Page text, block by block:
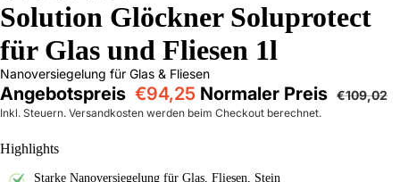
Solution Glöckner Soluprotect
für Glas und Fliesen 1l
Nanoversiegelung für Glas & Fliesen
Angebotspreis €94,25 Normaler Preis €109,02
Inkl. Steuern. Versandkosten werden beim Checkout berechnet.
Highlights
Starke Nanoversiegelung für Glas, Fliesen, Stein